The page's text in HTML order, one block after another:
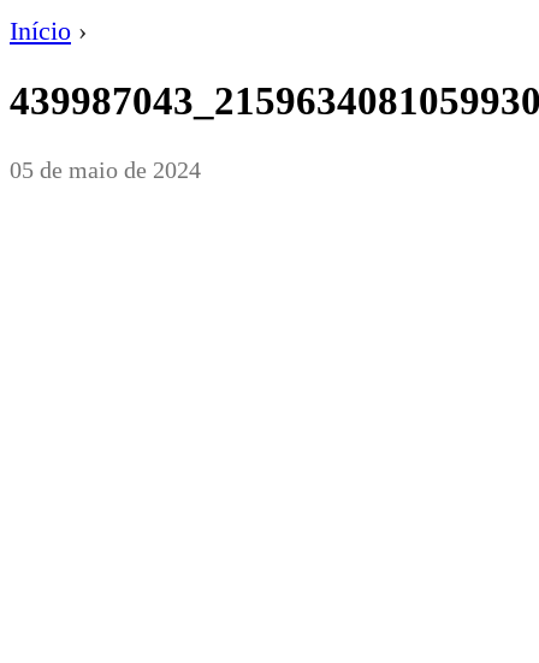
Início ›
05 de maio de 2024